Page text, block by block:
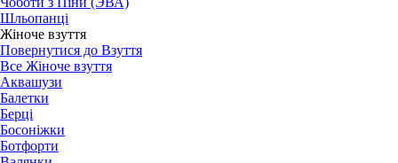
Шльопанці
Жіноче взуття
Повернутися до Взуття
Все Жіноче взуття
Аквашузи
Балетки
Берці
Босоніжки
Ботфорти